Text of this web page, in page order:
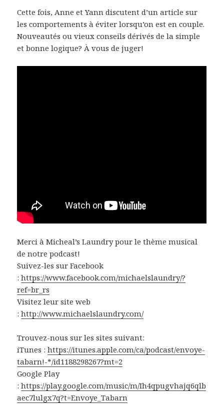
Cette fois, Anne et Yann discutent d’un article sur
les comportements à éviter lorsqu’on est en couple.
Nouveautés ou vieux conseils dérivés de la simple
et bonne logique? À vous de juger!
Merci à Micheal’s Laundry pour le thème musical
de notre podcast!
Suivez-les sur Facebook
:https://www.facebook.com/michaelslaundry/?
ref=br_rs
Visitez leur site web
:http://www.michaelslaundry.com/
Trouvez-nous sur les sites suivant:
iTunes :https://itunes.apple.com/ca/podcast/envoye-
tabarn!-*/id1188298267?mt=2
Google Play
:https://play.google.com/music/m/Ih4qpugvhajq6qlb
aec7lulgx7q?t=Envoye_Tabarn